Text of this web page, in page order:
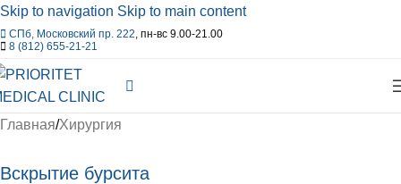
Skip to navigation Skip to main content
СПб, Московский пр. 222, пн-вс 9.00-21.00
8 (812) 655-21-21
Главная/Хирургия
Вскрытие бурсита